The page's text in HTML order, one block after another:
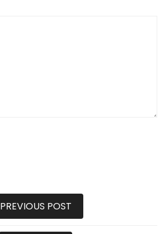
PREVIOUS POST